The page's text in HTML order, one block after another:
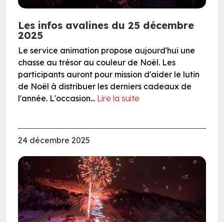
Les infos avalines du 25 décembre
2025
Le service animation propose aujourd'hui une
chasse au trésor au couleur de Noël. Les
participants auront pour mission d'aider le lutin
de Noël à distribuer les derniers cadeaux de
l'année. L'occasion... Lire la suite
24 décembre 2025